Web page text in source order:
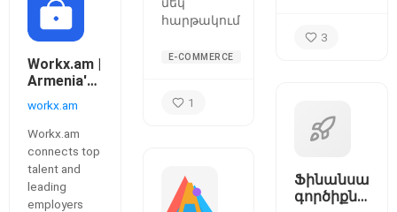
Workx.am |
Armenia's
newest
Job
Platform
workx.am
Workx.am
connects top
talent and
leading
employers
հարթակում
E-COMMERCE
1
3
գործիքներ